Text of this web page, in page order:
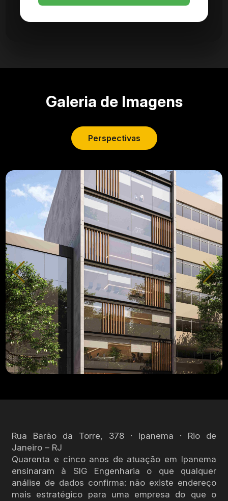
Galeria de Imagens
Perspectivas
Rua Barão da Torre, 378 · Ipanema · Rio de
Janeiro – RJ
Quarenta e cinco anos de atuação em Ipanema
ensinaram à SIG Engenharia o que qualquer
análise de dados confirma: não existe endereço
mais estratégico para uma empresa do que o